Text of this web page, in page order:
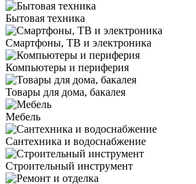
Бытовая техника
Смартфоны, ТВ и электроника
Компьютеры и периферия
Товары для дома, бакалея
Мебель
Сантехника и водоснабжение
Строительный инструмент